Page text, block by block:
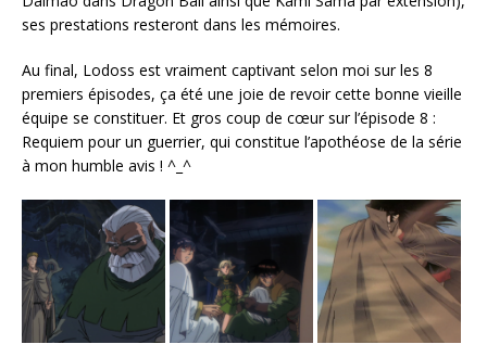
ses prestations resteront dans les mémoires.
Au final, Lodoss est vraiment captivant selon moi sur les 8
premiers épisodes, ça été une joie de revoir cette bonne vieille
équipe se constituer. Et gros coup de cœur sur l’épisode 8 :
Requiem pour un guerrier, qui constitue l’apothéose de la série
à mon humble avis ! ^_^